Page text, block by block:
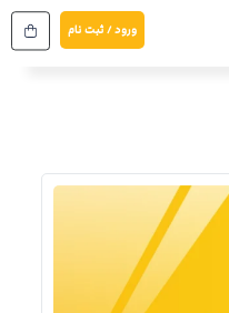
ورود / ثبت نام